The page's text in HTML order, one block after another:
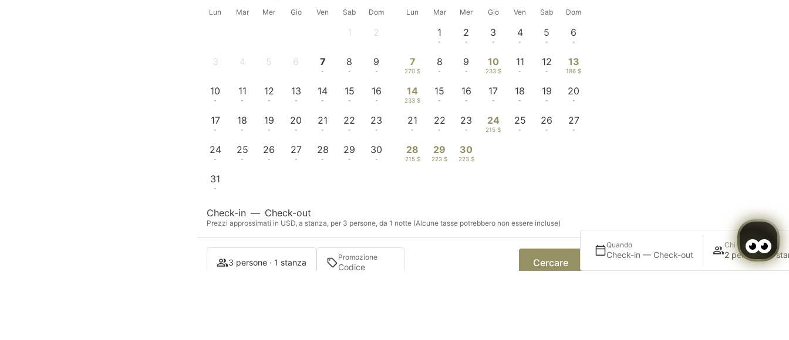
Quando
Check-in — Check-out
Chi
2 persone · 1
Lun Mar Mer Gio Ven Sab Dom
1 2
3 4 5 6 7
-
8
-
9
-
10
-
11
-
12
-
13
-
14
-
15
-
16
-
17
-
18
-
19
-
20
-
21
-
22
-
23
-
24
-
25
-
26
-
27
-
28
-
29
-
30
-
31
-
Lun Mar Mer Gio Ven Sab Dom
1
-
2
-
3
-
4
-
5
-
6
-
7
270 $
8
-
9
-
10
233 $
11
-
12
-
13
186 $
14
233 $
15
-
16
-
17
-
18
-
19
-
20
-
21
-
22
-
23
-
24
215 $
25
-
26
-
27
-
28
215 $
29
223 $
30
223 $
Check-in — Check-out
Prezzi approssimati in USD, a stanza, per 3 persone, da 1 notte (Alcune tasse potrebbero non essere incluse)
3 persone · 1 stanza Promozione Cercare